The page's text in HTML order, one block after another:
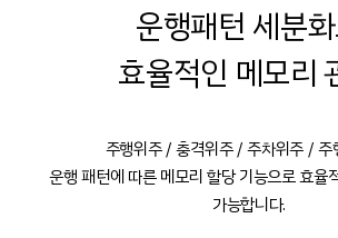
운행패턴 세분
효율적인 메모리
주행위주 / 충격위주 / 주차위주 / 주
운행 패턴에 따른 메모리 할당 기능으로 효율
가능합니다.